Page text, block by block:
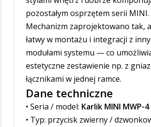
pozostałym osprzętem serii MINI.
Mechanizm zaprojektowano tak,
łatwy w montażu i integracji z
modułami systemu — co
estetyczne zestawienie np. z
łącznikami w jednej ramce.
Dane techniczne
• Seria / model: Karlik MINI MWP-4
• Typ: przycisk zwierny /